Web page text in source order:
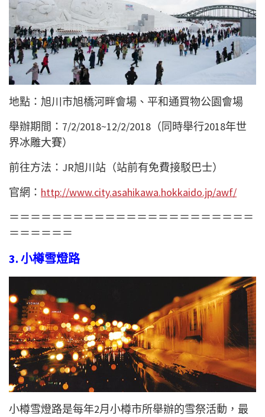
地點：旭川市旭橋河畔會場、平和通買物公園會場
舉辦期間：7/2/2018~12/2/2018（同時舉行2018年世
界冰雕大賽）
前往方法：JR旭川站（站前有免費接駁巴士）
官網： http://www.city.asahikawa.hokkaido.jp/awf/
＝＝＝＝＝＝＝＝＝＝＝＝＝＝＝＝＝＝＝＝＝＝＝
＝＝＝＝＝＝
3. 小樽雪燈路
小樽雪燈路是每年2月小樽市所舉辦的雪祭活動，最